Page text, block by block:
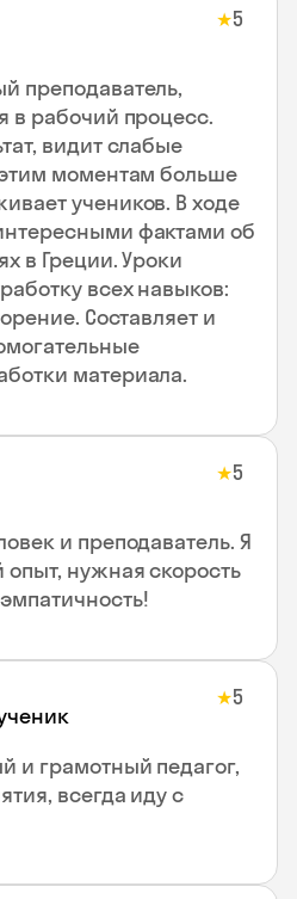
★5
преподаватель,
в рабочий процесс.
видит слабые
моментам больше
учеников. В ходе
фактами об
в Греции. Уроки
всех навыков:
Составляет и
материала.
★5
и преподаватель. Я
нужная скорость
★5
и грамотный педагог,
всегда иду с